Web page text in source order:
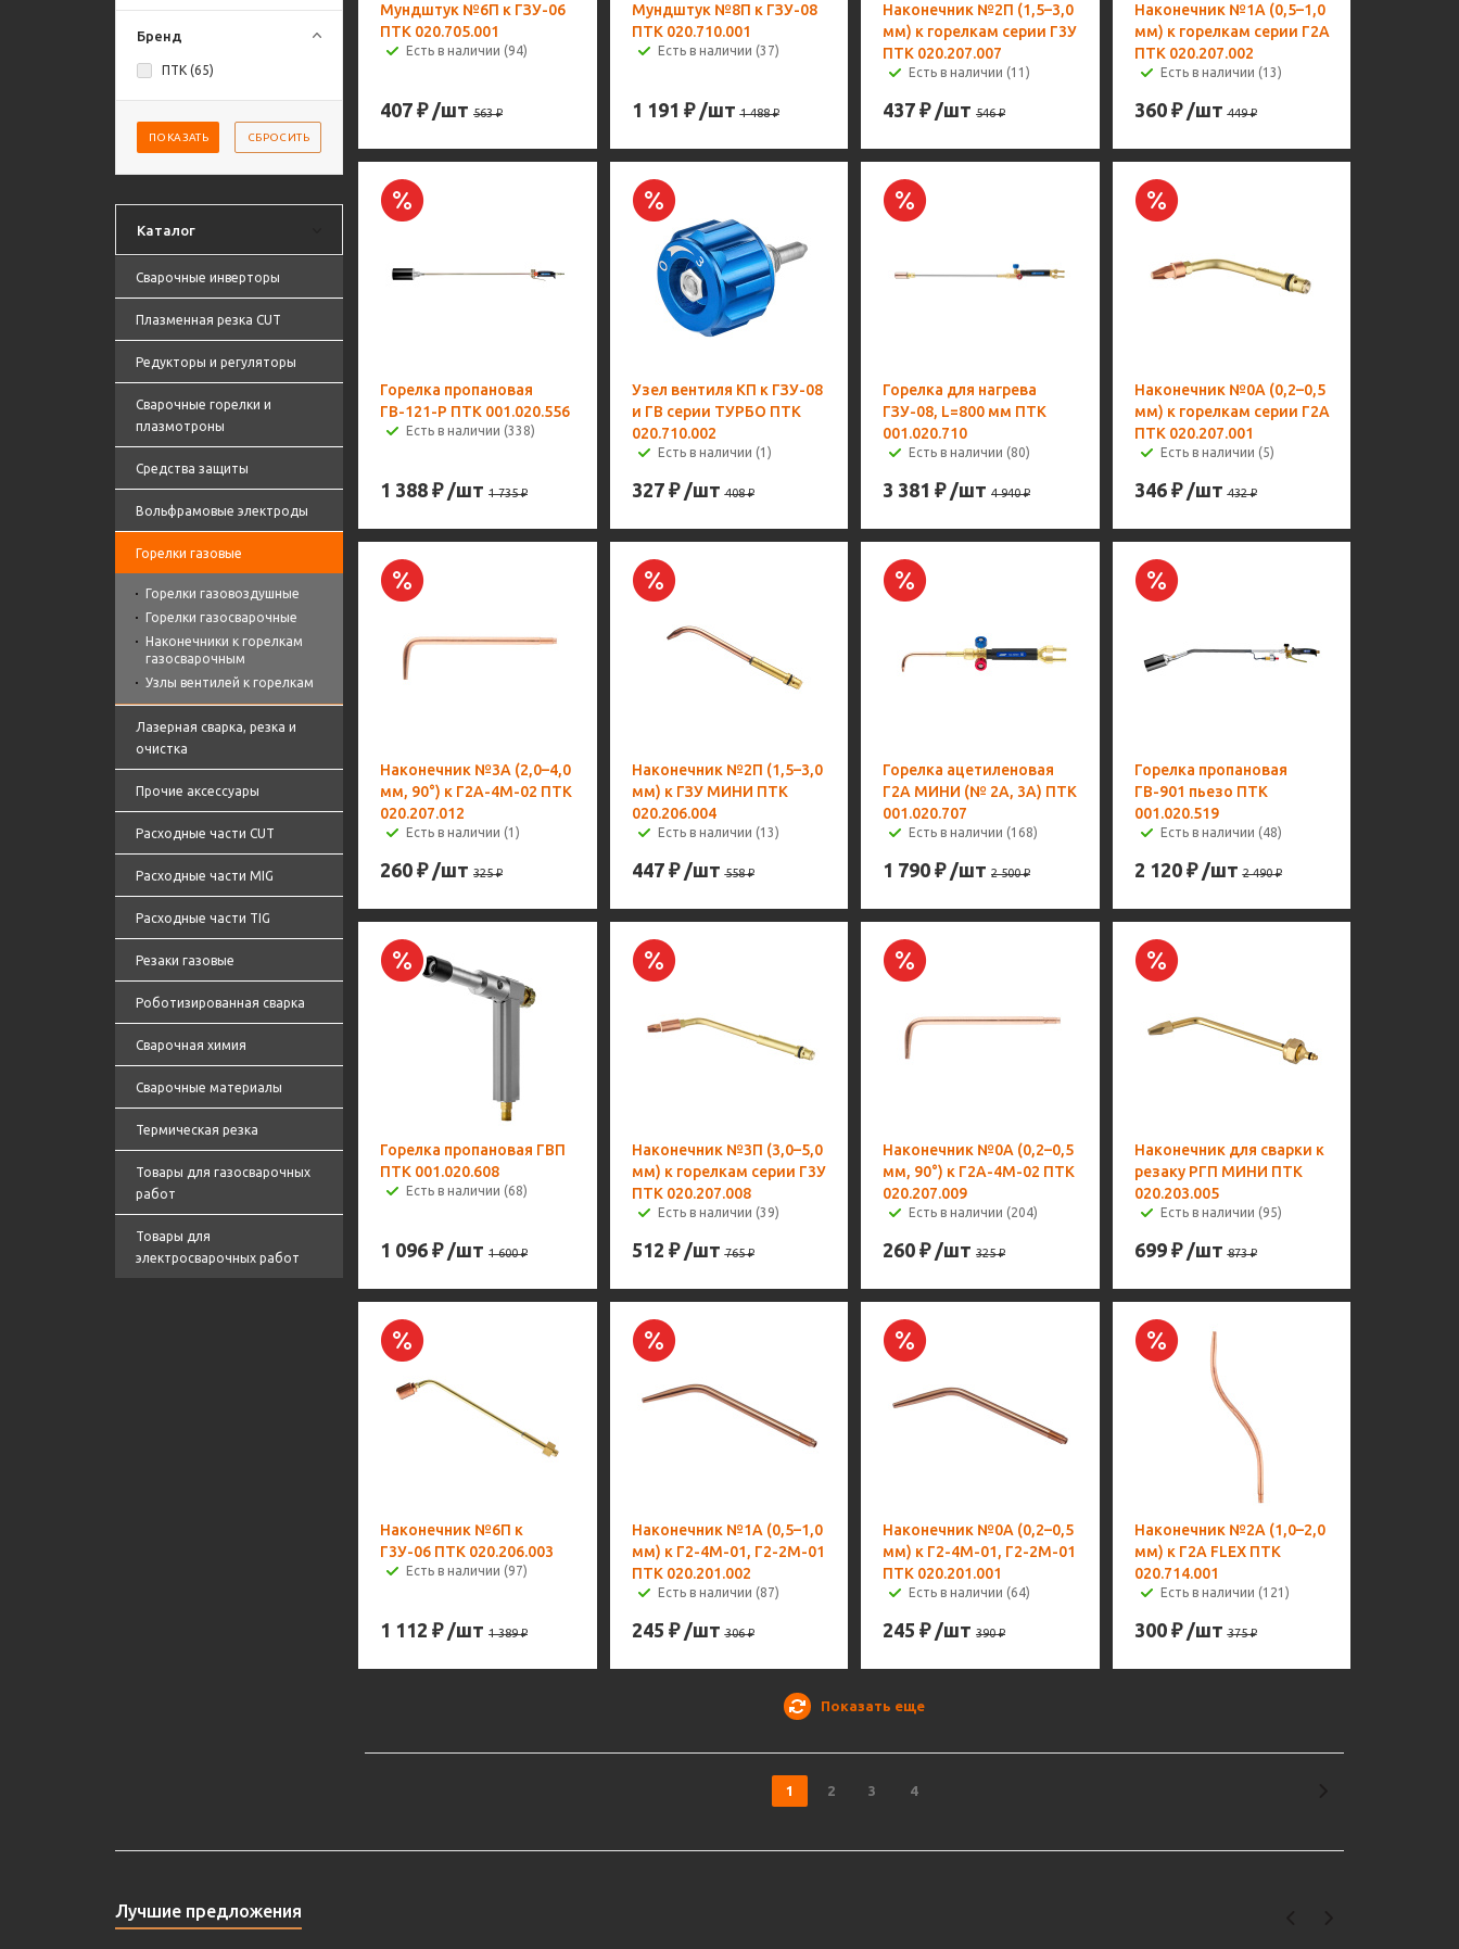
Бренд
ПТК (65)
ПОКАЗАТЬ СБРОСИТЬ
Каталог
Сварочные инверторы
Плазменная резка CUT
Редукторы и регуляторы
Сварочные горелки и
плазмотроны
Средства защиты
Вольфрамовые электроды
Горелки газовые
Горелки газовоздушные
Горелки газосварочные
Наконечники к горелкам
газосварочным
Узлы вентилей к горелкам
Лазерная сварка, резка и
очистка
Прочие аксессуары
Расходные части CUT
Расходные части MIG
Расходные части TIG
Резаки газовые
Роботизированная сварка
Сварочная химия
Сварочные материалы
Термическая резка
Товары для газосварочных
работ
Товары для
электросварочных работ
Мундштук №6П к ГЗУ-06
ПТК 020.705.001
Есть в наличии (94)
407 ₽ /шт 563₽
Мундштук №8П к ГЗУ-08
ПТК 020.710.001
Есть в наличии (37)
1 191 ₽ /шт 1 488₽
Наконечник №2П (1,5–3,0
мм) к горелкам серии Г3У
ПТК 020.207.007
Есть в наличии (11)
437 ₽ /шт 546₽
Наконечник №1А (0,5–1,0
мм) к горелкам серии Г2А
ПТК 020.207.002
Есть в наличии (13)
360₽ /шт 449₽
Горелка пропановая
ГВ-121-P ПТК 001.020.556
Есть в наличии (338)
1 388 ₽ /шт 1 735₽
Узел вентиля КП к ГЗУ-08
и ГВ серии ТУРБО ПТК
020.710.002
Есть в наличии (1)
327₽ /шт 408₽
Горелка для нагрева
ГЗУ-08, L=800 мм ПТК
001.020.710
Есть в наличии (80)
3 381 ₽ /шт 4 940₽
Наконечник №0А (0,2–0,5
мм) к горелкам серии Г2А
ПТК 020.207.001
Есть в наличии (5)
346₽ /шт 432₽
Наконечник №3А (2,0–4,0
мм, 90°) к Г2А-4М-02 ПТК
020.207.012
Есть в наличии (1)
260 ₽ /шт 325₽
Наконечник №2П (1,5–3,0
мм) к ГЗУ МИНИ ПТК
020.206.004
Есть в наличии (13)
447₽ /шт 558₽
Горелка ацетиленовая
Г2А МИНИ (№ 2А, 3А) ПТК
001.020.707
Есть в наличии (168)
1 790 ₽ /шт 2 500₽
Горелка пропановая
ГВ-901 пьезо ПТК
001.020.519
Есть в наличии (48)
2 120₽ /шт 2 490₽
Горелка пропановая ГВП
ПТК 001.020.608
Есть в наличии (68)
1 096 ₽ /шт 1 600₽
Наконечник №3П (3,0–5,0
мм) к горелкам серии Г3У
ПТК 020.207.008
Есть в наличии (39)
512 ₽ /шт 765₽
Наконечник №0А (0,2–0,5
мм, 90°) к Г2А-4М-02 ПТК
020.207.009
Есть в наличии (204)
260 ₽ /шт 325₽
Наконечник для сварки к
резаку РГП МИНИ ПТК
020.203.005
Есть в наличии (95)
699₽ /шт 873₽
Наконечник №6П к
Г3У-06 ПТК 020.206.003
Есть в наличии (97)
1 112 ₽ /шт 1 389₽
Наконечник №1А (0,5–1,0
мм) к Г2-4М-01, Г2-2М-01
ПТК 020.201.002
Есть в наличии (87)
245 ₽ /шт 306₽
Наконечник №0А (0,2–0,5
мм) к Г2-4М-01, Г2-2М-01
ПТК 020.201.001
Есть в наличии (64)
245 ₽ /шт 390₽
Наконечник №2А (1,0–2,0
мм) к Г2А FLEX ПТК
020.714.001
Есть в наличии (121)
300₽ /шт 375₽
Показать еще
1 2 3 4
Лучшие предложения